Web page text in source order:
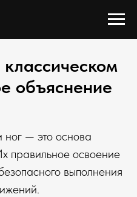
объяснение
ног — это основа
правильное освоение
выполнения